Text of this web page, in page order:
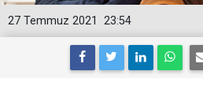
23:54
27 Temmuz 2021